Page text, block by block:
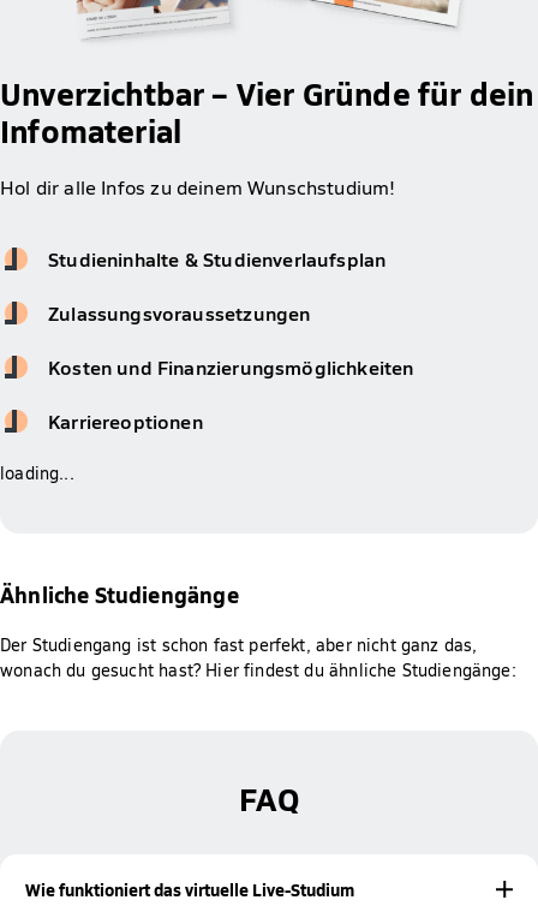
Unverzichtbar – Vier Gründe für dein
Infomaterial
Hol dir alle Infos zu deinem Wunschstudium!
Studieninhalte & Studienverlaufsplan
Zulassungsvoraussetzungen
Kosten und Finanzierungsmöglichkeiten
Karriereoptionen
loading...
Ähnliche Studiengänge
Der Studiengang ist schon fast perfekt, aber nicht ganz das,
wonach du gesucht hast? Hier findest du ähnliche Studiengänge:
FAQ
Wie funktioniert das virtuelle Live-Studium